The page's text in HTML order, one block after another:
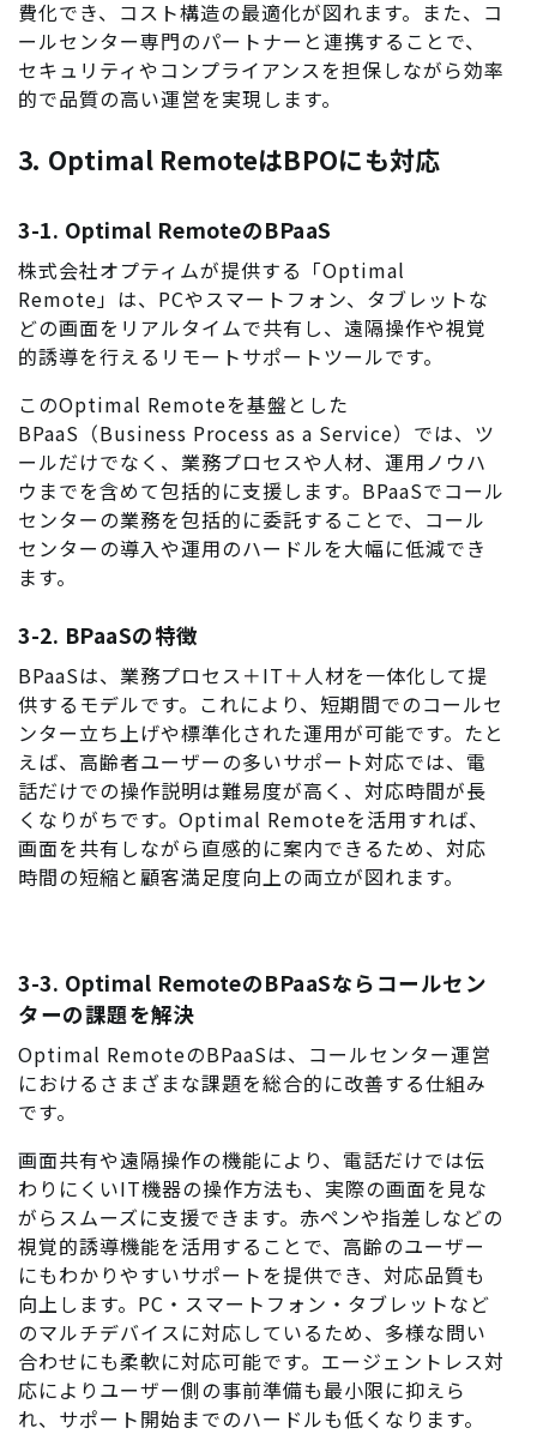
費化でき、コスト構造の最適化が図れます。また、コ
ールセンター専門のパートナーと連携することで、
セキュリティやコンプライアンスを担保しながら効率
的で品質の高い運営を実現します。
3. Optimal RemoteはBPOにも対応
3-1. Optimal RemoteのBPaaS
株式会社オプティムが提供する「Optimal
Remote」は、PCやスマートフォン、タブレットな
どの画面をリアルタイムで共有し、遠隔操作や視覚
的誘導を行えるリモートサポートツールです。
このOptimal Remoteを基盤とした
BPaaS（Business Process as a Service）では、ツ
ールだけでなく、業務プロセスや人材、運用ノウハ
ウまでを含めて包括的に支援します。BPaaSでコール
センターの業務を包括的に委託することで、コール
センターの導入や運用のハードルを大幅に低減でき
ます。
3-2. BPaaSの特徴
BPaaSは、業務プロセス＋IT＋人材を一体化して提
供するモデルです。これにより、短期間でのコールセ
ンター立ち上げや標準化された運用が可能です。たと
えば、高齢者ユーザーの多いサポート対応では、電
話だけでの操作説明は難易度が高く、対応時間が長
くなりがちです。Optimal Remoteを活用すれば、
画面を共有しながら直感的に案内できるため、対応
時間の短縮と顧客満足度向上の両立が図れます。
3-3. Optimal RemoteのBPaaSならコールセン
ターの課題を解決
Optimal RemoteのBPaaSは、コールセンター運営
におけるさまざまな課題を総合的に改善する仕組み
です。
画面共有や遠隔操作の機能により、電話だけでは伝
わりにくいIT機器の操作方法も、実際の画面を見な
がらスムーズに支援できます。赤ペンや指差しなどの
視覚的誘導機能を活用することで、高齢のユーザー
にもわかりやすいサポートを提供でき、対応品質も
向上します。PC・スマートフォン・タブレットなど
のマルチデバイスに対応しているため、多様な問い
合わせにも柔軟に対応可能です。エージェントレス対
応によりユーザー側の事前準備も最小限に抑えら
れ、サポート開始までのハードルも低くなります。